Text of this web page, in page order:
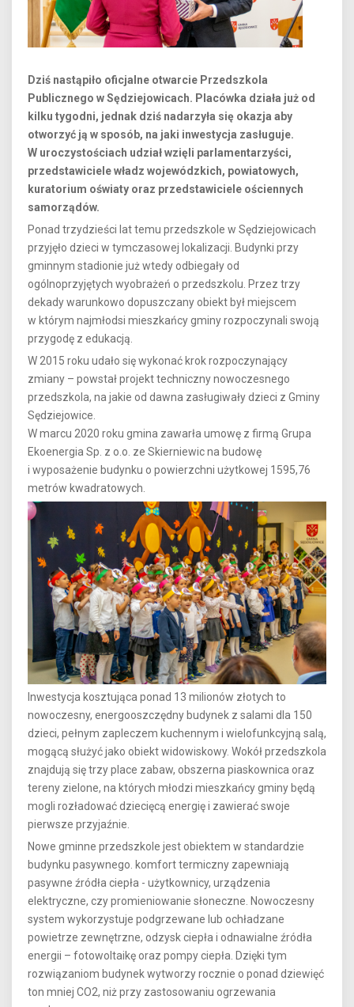
Dziś nastąpiło oficjalne otwarcie Przedszkola
Publicznego w Sędziejowicach. Placówka działa już od
kilku tygodni, jednak dziś nadarzyła się okazja aby
otworzyć ją w sposób, na jaki inwestycja zasługuje.
W uroczystościach udział wzięli parlamentarzyści,
przedstawiciele władz wojewódzkich, powiatowych,
kuratorium oświaty oraz przedstawiciele ościennych
samorządów.
Ponad trzydzieści lat temu przedszkole w Sędziejowicach
przyjęło dzieci w tymczasowej lokalizacji. Budynki przy
gminnym stadionie już wtedy odbiegały od
ogólnoprzyjętych wyobrażeń o przedszkolu. Przez trzy
dekady warunkowo dopuszczany obiekt był miejscem
w którym najmłodsi mieszkańcy gminy rozpoczynali swoją
przygodę z edukacją.
W 2015 roku udało się wykonać krok rozpoczynający
zmiany – powstał projekt techniczny nowoczesnego
przedszkola, na jakie od dawna zasługiwały dzieci z Gminy
Sędziejowice.
W marcu 2020 roku gmina zawarła umowę z firmą Grupa
Ekoenergia Sp. z o.o. ze Skierniewic na budowę
i wyposażenie budynku o powierzchni użytkowej 1595,76
metrów kwadratowych.
Inwestycja kosztująca ponad 13 milionów złotych to
nowoczesny, energooszczędny budynek z salami dla 150
dzieci, pełnym zapleczem kuchennym i wielofunkcyjną salą,
mogącą służyć jako obiekt widowiskowy. Wokół przedszkola
znajdują się trzy place zabaw, obszerna piaskownica oraz
tereny zielone, na których młodzi mieszkańcy gminy będą
mogli rozładować dziecięcą energię i zawierać swoje
pierwsze przyjaźnie.
Nowe gminne przedszkole jest obiektem w standardzie
budynku pasywnego. komfort termiczny zapewniają
pasywne źródła ciepła - użytkownicy, urządzenia
elektryczne, czy promieniowanie słoneczne. Nowoczesny
system wykorzystuje podgrzewane lub ochładzane
powietrze zewnętrzne, odzysk ciepła i odnawialne źródła
energii – fotowoltaikę oraz pompy ciepła. Dzięki tym
rozwiązaniom budynek wytworzy rocznie o ponad dziewięć
ton mniej CO2, niż przy zastosowaniu ogrzewania